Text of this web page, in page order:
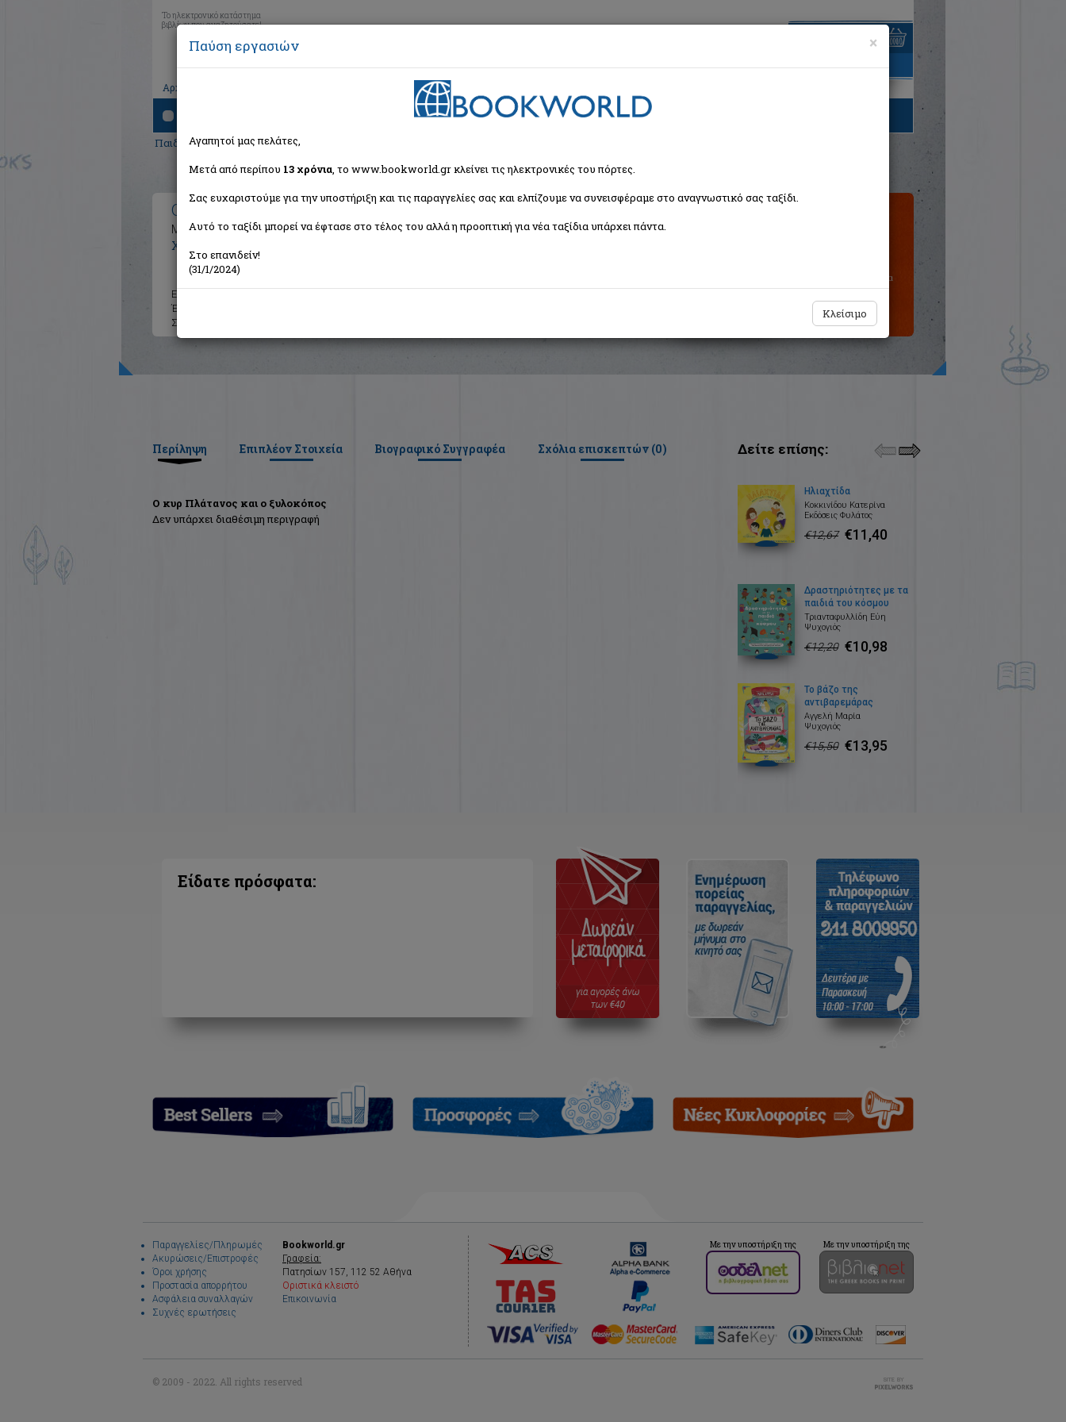
Το ηλεκτρονικό κατάστημα
βιβλίων που αναζητούσατε!
Αρχική
είναι άδειο
Παιδικά - Εφηβικά> Ο κυρ Πλάτανος και ο ξυλοκόπος
Ο κυρ Πλάτανος και ο ξυλοκόπος
Mister Plane Tree and the Woodsman
Χατζημανώλη Ελένη
Εκδότης:
Έτος:
Σελίδες:
Δεν υπάρχει δυνατότητα
παραγγελίας
Περίληψη Επιπλέον Στοιχεία Βιογραφικό Συγγραφέα Σχόλια επισκεπτών (0)
Ο κυρ Πλάτανος και ο ξυλοκόπος
Δεν υπάρχει διαθέσιμη περιγραφή
Δείτε επίσης:
Ηλιαχτίδα
Κοκκινίδου Κατερίνα
Εκδόσεις Φυλάτος
€12,67 €11,40
Δραστηριότητες με τα
παιδιά του κόσμου
Τριανταφυλλίδη Εύη
Ψυχογιός
€12,20 €10,98
Το βάζο της
αντιβαρεμάρας
Αγγελή Μαρία
Ψυχογιός
€15,50 €13,95
Είδατε πρόσφατα:
Παραγγελίες/Πληρωμές
Ακυρώσεις/Επιστροφές
Όροι χρήσης
Προστασία απορρήτου
Ασφάλεια συναλλαγών
Συχνές ερωτήσεις
Bookworld.gr
Γραφεία:
Πατησίων 157, 112 52 Αθήνα
Οριστικά κλειστό
Επικοινωνία
Με την υποστήριξη της Με την υποστήριξη της
© 2009 - 2022. All rights reserved
×
Παύση εργασιών
Αγαπητοί μας πελάτες,
Μετά από περίπου 13 χρόνια, το www.bookworld.gr κλείνει τις ηλεκτρονικές του πόρτες.
Σας ευχαριστούμε για την υποστήριξη και τις παραγγελίες σας και ελπίζουμε να συνεισφέραμε στο αναγνωστικό σας ταξίδι.
Αυτό το ταξίδι μπορεί να έφτασε στο τέλος του αλλά η προοπτική για νέα ταξίδια υπάρχει πάντα.
Στο επανιδείν!
(31/1/2024)
Κλείσιμο